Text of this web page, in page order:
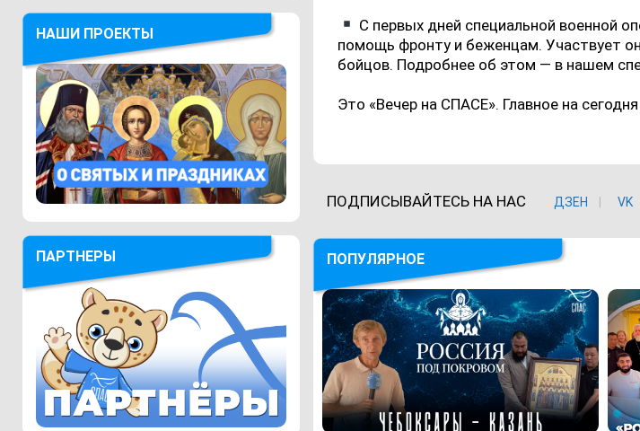
НАШИ ПРОЕКТЫ
ПАРТНЕРЫ
С первых дней специальной военной
помощь фронту и беженцам. Участвует
бойцов. Подробнее об этом — в нашем
Это «Вечер на СПАСЕ». Главное на
ПОДПИСЫВАЙТЕСЬ НА НАС ДЗЕН VK
ПОПУЛЯРНОЕ